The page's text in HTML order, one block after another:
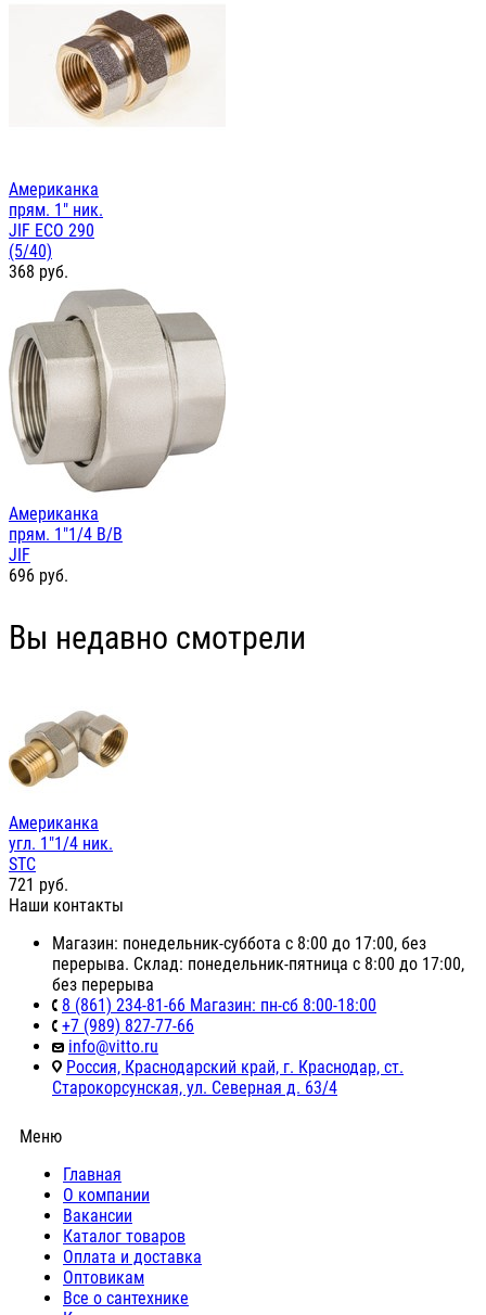
Американка
прям. 1" ник.
JIF ЕСО 290
(5/40)
368 руб.
Американка
прям. 1"1/4 В/В
JIF
696 руб.
Вы недавно смотрели
Американка
угл. 1"1/4 ник.
STC
721 руб.
Наши контакты
Магазин: понедельник-суббота с 8:00 до 17:00, без
перерыва. Склад: понедельник-пятница с 8:00 до 17:00,
без перерыва
8 (861) 234-81-66 Магазин: пн-сб 8:00-18:00
+7 (989) 827-77-66
info@vitto.ru
Россия, Краснодарский край, г. Краснодар, ст.
Старокорсунская, ул. Северная д. 63/4
Меню
Главная
О компании
Вакансии
Каталог товаров
Оплата и доставка
Оптовикам
Все о сантехнике